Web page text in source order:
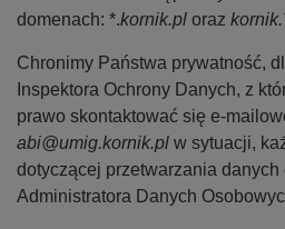
domenach: *.kornik.pl oraz
Chronimy Państwa prywatność,
Inspektora Ochrony Danych, z
prawo skontaktować się e-
abi@umig.kornik.pl w sytuacji,
dotyczącej przetwarzania danych
Administratora Danych